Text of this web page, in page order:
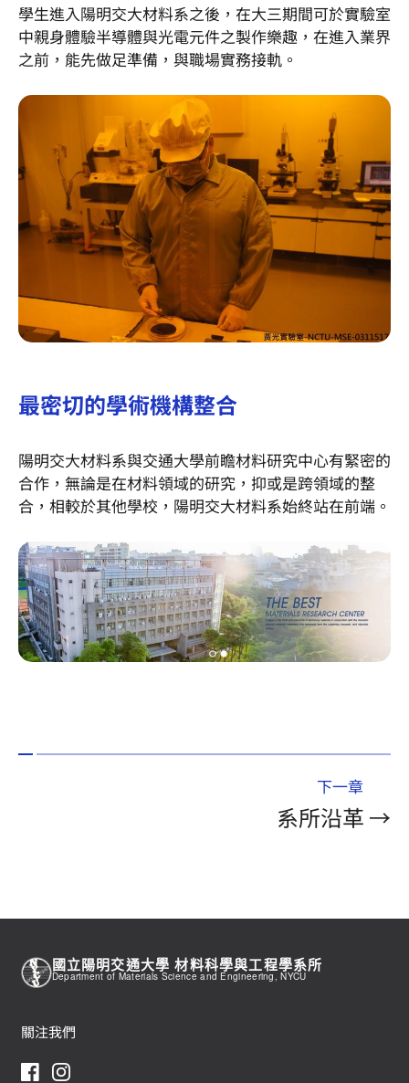
學生進入陽明交大材料系之後，在大三期間可於實驗室
中親身體驗半導體與光電元件之製作樂趣，在進入業界
之前，能先做足準備，與職場實務接軌。
最密切的學術機構整合
陽明交大材料系與交通大學前瞻材料研究中心有緊密的
合作，無論是在材料領域的研究，抑或是跨領域的整
合，相較於其他學校，陽明交大材料系始終站在前端。
下一章
系所沿革 →
國立陽明交通大學 材料科學與工程學系所
Department of Materials Science and Engineering, NYCU
關注我們